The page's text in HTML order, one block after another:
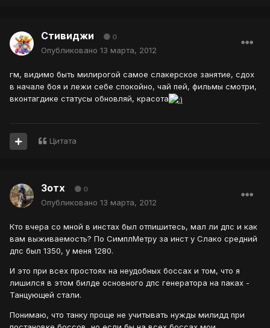
Стивиджи 0
Опубликовано 13 марта, 2012
гм, видимо быть милирогой самое слакерское занятие, сдох
в начале боя и лежи себе спокойно, чай пей, фильмы смотри,
вконтагдике статусы обновляй, красота
Цитата
Зотх 0
Опубликовано 13 марта, 2012
Кто вчера со мной в инстах был отпишитесь, мал ли дпс и как
вам выживаемость? По СимплМетру за инст у Слако средний
дпс был 1350, у меня 1280.
И это при всех простоях на неудобных боссах и том, что я
лишился в этом билде основного дпс генератора на паках -
Танцующей стали.
Понимаю, что танку проще не учитывать нужды милидд при